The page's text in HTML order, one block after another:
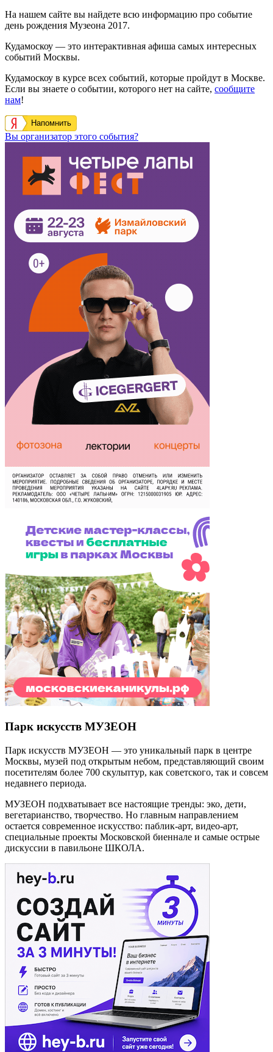
На нашем сайте вы найдете всю информацию про событие
день рождения Музеона 2017.
Кудамоскоу — это интерактивная афиша самых интересных
событий Москвы.
Кудамоскоу в курсе всех событий, которые пройдут в Москве.
Если вы знаете о событии, которого нет на сайте, сообщите
нам!
Напомнить
Вы организатор этого события?
Парк искусств МУЗЕОН
Парк искусств МУЗЕОН — это уникальный парк в центре
Москвы, музей под открытым небом, представляющий своим
посетителям более 700 скульптур, как советского, так и совсем
недавнего периода.
МУЗЕОН подхватывает все настоящие тренды: эко, дети,
вегетарианство, творчество. Но главным направлением
остается современное искусство: паблик-арт, видео-арт,
специальные проекты Московской биеннале и самые острые
дискуссии в павильоне ШКОЛА.